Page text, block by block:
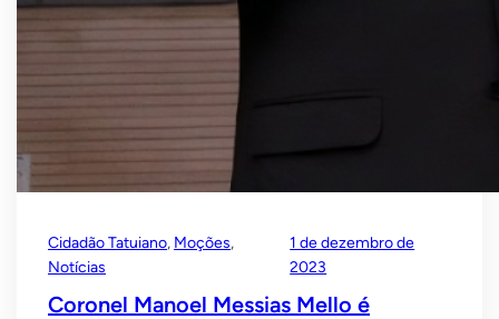
Cidadão Tatuiano, Moções
Notícias
1 de dezembro de
2023
Coronel Manoel Messias Mello é